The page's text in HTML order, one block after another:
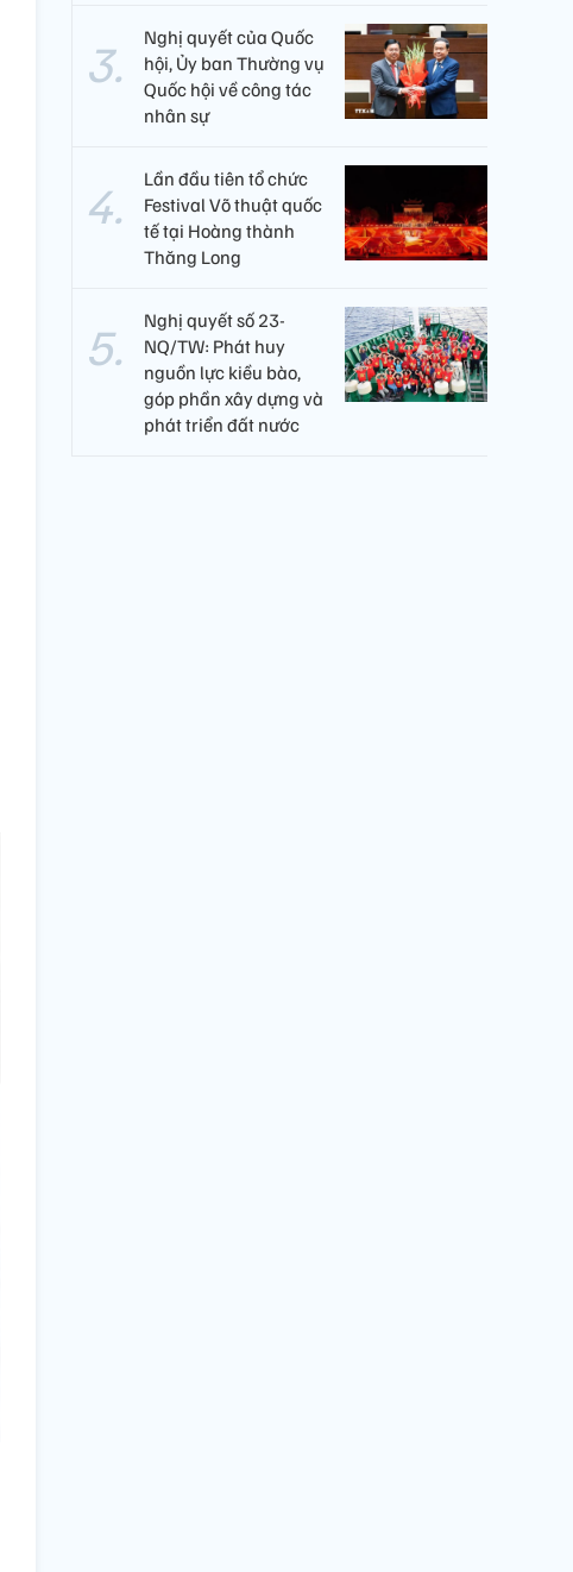
Nghị quyết của Quốc
hội, Ủy ban Thường vụ
Quốc hội về công tác
nhân sự
Lần đầu tiên tổ chức
Festival Võ thuật quốc
tế tại Hoàng thành
Thăng Long
Nghị quyết số 23-
NQ/TW: Phát huy
nguồn lực kiều bào,
góp phần xây dựng và
phát triển đất nước